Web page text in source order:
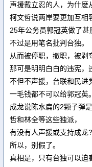
声援戴立忍的人，为什麽
柯文哲说两岸要更加互相
25年公务员郭冠英做了甚
不过是用笔名批判台独。
从而被停职，撤职，被剥
那可是明明白白的违宪，
不但不声援，台联和民进
一毛钱都不可以给郭冠英。
成龙说陈水扁的2颗子弹
哲和林全等这些独派，
有没有人声援或支持成龙?
所以，别假了。
真相是，只有台独可以迫